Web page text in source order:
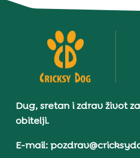
Dug, sretan i zdrav život
obitelji.
E-mail: